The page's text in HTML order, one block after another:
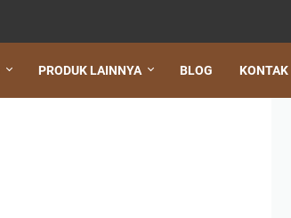
PRODUK LAINNYA BLOG KONTAK